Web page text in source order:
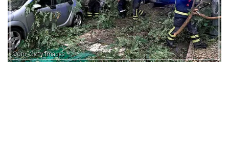
Фото: Getty Images